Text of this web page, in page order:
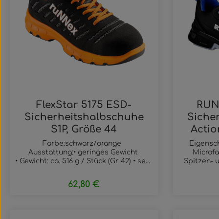
FlexStar 5175 ESD-
Sicherheitshalbschuhe
S1P, Größe 44
Farbe:schwarz/orange
Ausstattung:• geringes Gewicht
• Gewicht: ca. 516 g / Stück (Gr. 42) • sehr
Sohle• Rutschhemmung: SRC
• metallfreie
Regulärer Preis:
62,80 €
Spitzen-
EN